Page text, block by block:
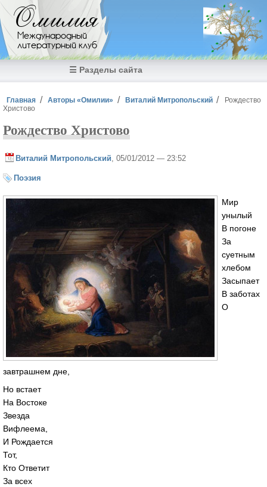
Перейти к основному содержанию
Омилия
Международный
литературный клуб
☰ Разделы сайта
Вы здесь
Главная Авторы «Омилии» Виталий Митропольский
Рождество
Христово
Рождество Христово
Виталий Митропольский , 05/01/2012 — 23:52
Поэзия
Мир
унылый
В погоне
За
суетным
хлебом
Засыпает
В заботах
О
завтрашнем дне,
Но встает
На Востоке
Звезда
Вифлеема,
И Рождается
Тот,
Кто Ответит
За всех